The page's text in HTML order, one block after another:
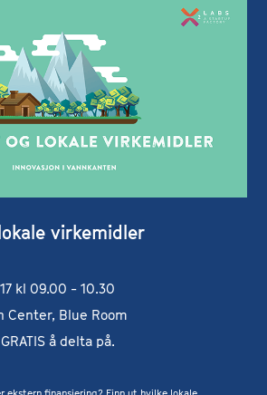
virkemidler
kl 09.00 - 10.30
Center, Blue Room
å delta på.